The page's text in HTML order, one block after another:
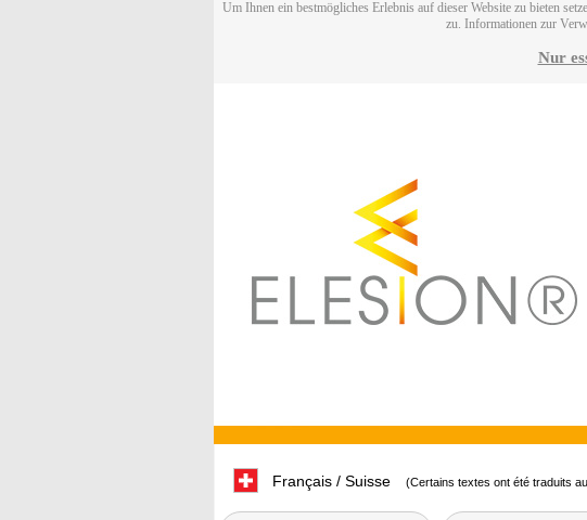
Um Ihnen ein bestmögliches Erlebnis auf dieser Website zu bieten
zu. Informationen zur
Nur
Français / Suisse (Certains textes ont été traduits